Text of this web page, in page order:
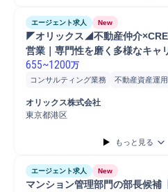
エージェント求人 New
◤オリックス◢不動産仲介
営業｜専門性を磨く多様なキャ
655~1200万
コンサルティング業務 不動産資産運用
ネットワーク
オリックス株式会社
東京都港区
もっと見る
エージェント求人 New
マンション管理部門の部長候補